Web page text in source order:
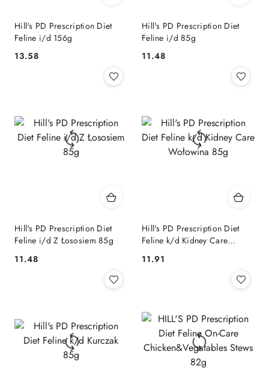
Hill's PD Prescription Diet
Feline i/d 156g
Cena:
13.58
Hill's PD Prescription Diet
Feline i/d 85g
Cena:
11.48
Hill's PD Prescription Diet
Feline i/d Z Łososiem 85g
Cena:
11.48
Hill's PD Prescription Diet
Feline k/d Kidney Care
Cena:
11.91